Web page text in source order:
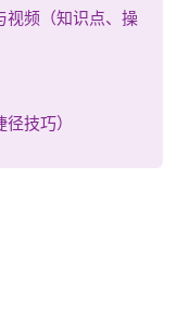
视频（知识点、操
技巧）